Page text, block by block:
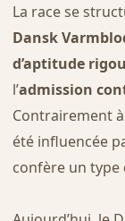
La race se
Dansk
d’aptitude
l’admission
Contrairement
été influencée
confère un type